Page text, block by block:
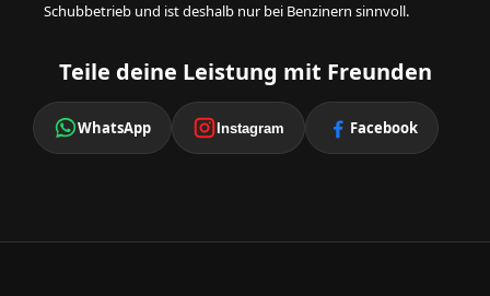
Schubbetrieb und ist deshalb nur bei Benzinern sinnvoll.
Teile deine Leistung mit Freunden
WhatsApp Instagram Facebook